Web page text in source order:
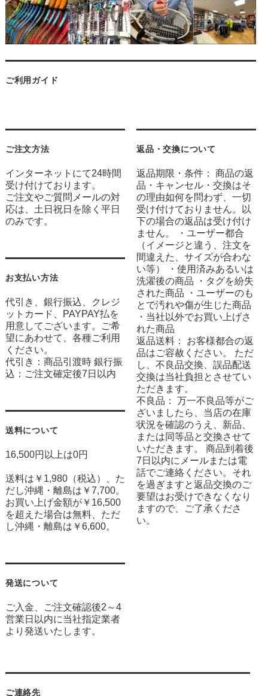
ご利用ガイド
ご注文方法
インターネットにて24時間
受け付けております。
ご注文やご質問メールの対
応は、土日祝日を除く平日
のみです。
お支払い方法
代引き、銀行振込、クレジ
ットカード、PAYPAY払を
用意してございます。ご希
望にあわせて、各種ご利用
ください。
代引き：商品引渡時 銀行振
込：ご注文確定後7日以内
送料について
16,500円以上は0円
送料は￥1,980（税込）、た
だし沖縄・離島は￥7,700。
お買い上げ金額が￥16,500
を超えた場合は無料、ただ
し沖縄・離島は￥6,600。
発送について
ご入金、ご注文確認後2～4
営業日以内に当社指定業者
より発送いたします。
返品・交換について
返品期限・条件： 商品の返
品・キャンセル・交換はそ
の理由如何を問わず、一切
受け付けておりません。以
下の場合の返品は受け付け
ません。 ・ユーザー都合
（イメージと違う、注文を
間違えた、サイズが合わな
い等） ・使用済みあるいは
洗濯後の商品 ・タグを紛失
された商品 ・ユーザーのも
とで汚れや傷が生じた商品
・当社以外でお買い上げさ
れた商品
返品送料： お客様都合の返
品はご容赦ください。 ただ
し、不良品交換、誤品配送
交換は当社負担とさせてい
ただきます。
不良品： 万一不良品等がご
ざいましたら、当店の在庫
状況を確認のうえ、新品、
または同等品と交換させて
いただきます。 商品到着後
7日以内にメールまたは電
話でご連絡ください。それ
を過ぎますと返品交換のご
要望はお受けできなくなり
ますので、ご了承くださ
い。
ご連絡先